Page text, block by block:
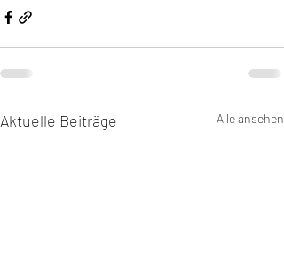
Aktuelle Beiträge Alle ansehen